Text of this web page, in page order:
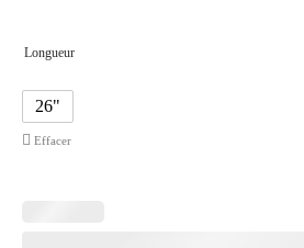
Longueur
26"
Effacer